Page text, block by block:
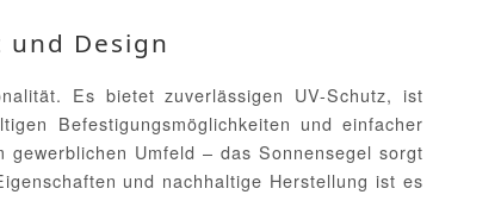
Design
Es bietet zuverlässigen UV-Schutz, ist
Befestigungsmöglichkeiten und einfacher
Umfeld – das Sonnensegel sorgt
und nachhaltige Herstellung ist es